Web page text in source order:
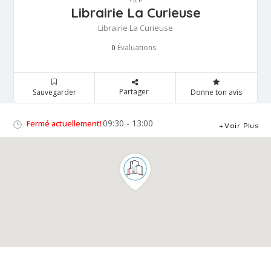
Librairie La Curieuse
Librairie La Curieuse
0 Évaluations
Sauvegarder Partager Donne ton avis
Fermé actuellement!09:30 - 13:00 Voir Plus